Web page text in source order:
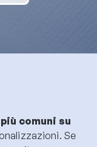
comuni su
Se